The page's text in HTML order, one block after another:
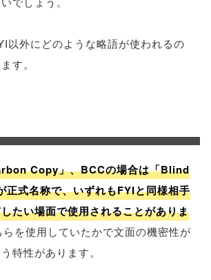
以外にどのような略語が使われるの
す。
Copy」、BCCの場合は「Blind
式名称で、いずれもFYIと同様相手
たい場面で使用されることがありま
らを使用していたかで文面の機密性が
特性があります。